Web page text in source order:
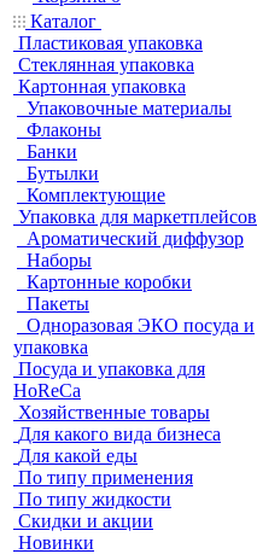
Каталог
Пластиковая упаковка
Стеклянная упаковка
Картонная упаковка
Упаковочные материалы
Флаконы
Банки
Бутылки
Комплектующие
Упаковка для маркетплейсов
Ароматический диффузор
Наборы
Картонные коробки
Пакеты
Одноразовая ЭКО посуда и
упаковка
Посуда и упаковка для
HoReCa
Хозяйственные товары
Для какого вида бизнеса
Для какой еды
По типу применения
По типу жидкости
Скидки и акции
Новинки